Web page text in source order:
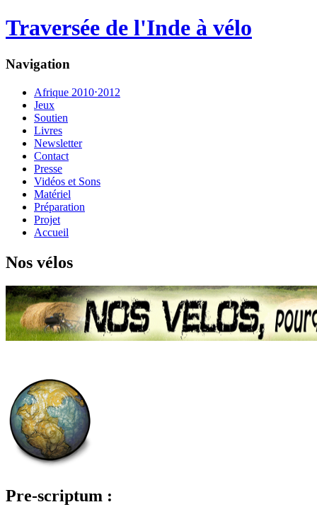
Traversée de l'Inde à vélo
Navigation
Afrique 2010⋅2012
Jeux
Soutien
Livres
Newsletter
Contact
Presse
Vidéos et Sons
Matériel
Préparation
Projet
Accueil
Nos vélos
Pre-scriptum :